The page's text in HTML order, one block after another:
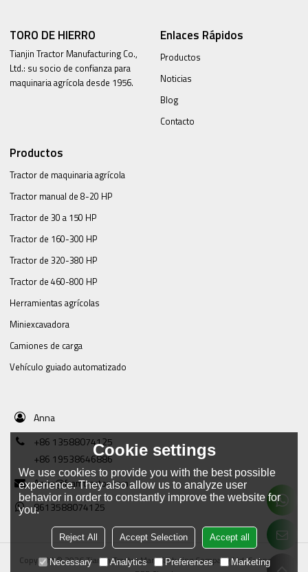
TORO DE HIERRO
Tianjin Tractor Manufacturing Co.,
Ltd.: su socio de confianza para
maquinaria agrícola desde 1956.
Enlaces Rápidos
Productos
Noticias
Blog
Contacto
Productos
Tractor de maquinaria agrícola
Tractor manual de 8-20 HP
Tractor de 30 a 150 HP
Tractor de 160-300 HP
Tractor de 320-380 HP
Tractor de 460-800 HP
Herramientas agrícolas
Miniexcavadora
Camiones de carga
Vehículo guiado automatizado
Anna
+86 13588074125
+86 19538646886
Anna@framtractor.com
8613588074125
Copyright © 2026Tianjin Tractor Manufacturing Company Ltd.Support By
Cookie settings
We use cookies to provide you with the best possible
experience. They also allow us to analyze user
behavior in order to constantly improve the website for
you.
Reject All Accept Selection Accept all
Necessary Analytics Preferences Marketing